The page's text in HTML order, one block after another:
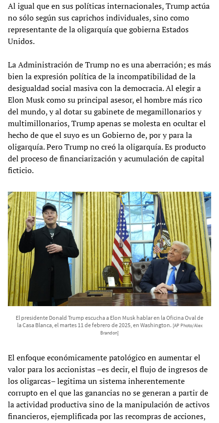
Al igual que en sus políticas internacionales, Trump actúa
no sólo según sus caprichos individuales, sino como
representante de la oligarquía que gobierna Estados
Unidos.
La Administración de Trump no es una aberración; es más
bien la expresión política de la incompatibilidad de la
desigualdad social masiva con la democracia. Al elegir a
Elon Musk como su principal asesor, el hombre más rico
del mundo, y al dotar su gabinete de megamillonarios y
multimillonarios, Trump apenas se molesta en ocultar el
hecho de que el suyo es un Gobierno de, por y para la
oligarquía. Pero Trump no creó la oligarquía. Es producto
del proceso de financiarización y acumulación de capital
ficticio.
El presidente Donald Trump escucha a Elon Musk hablar en la Oficina Oval de
la Casa Blanca, el martes 11 de febrero de 2025, en Washington. [AP Photo/Alex
Brandon]
El enfoque económicamente patológico en aumentar el
valor para los accionistas –es decir, el flujo de ingresos de
los oligarcas– legitima un sistema inherentemente
corrupto en el que las ganancias no se generan a partir de
la actividad productiva sino de la manipulación de activos
financieros, ejemplificada por las recompras de acciones,